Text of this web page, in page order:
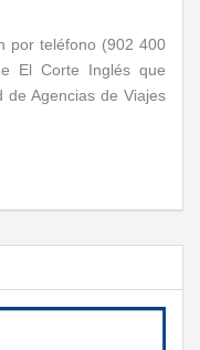
por teléfono (902 400
El Corte Inglés que
Agencias de Viajes